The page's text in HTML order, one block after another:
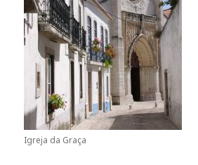
Igreja da Graça